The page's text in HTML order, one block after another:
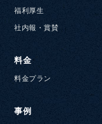
福利厚生
社内報・賞賛
料金
料金プラン
事例